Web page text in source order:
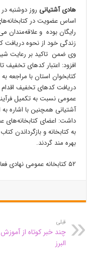
هادی آشتیانی روز دوشنبه
رایگان بوده و علاقه‌مندان
زندگی خود از نحوه دریافت
وی ضمن تاکید بر رعایت
کتابخوان استان با مراجعه
دریافت کدهای تخفیف اقدام
عمومی نسبت به تکمیل
آشتیانی همچنین با اشاره
بهره مند گردند.
۵۲ کتابخانه عمومی نهادی فعال در استان البرز مشغول به فعالیت هستند.
قبلی
چند خبر کوتاه از
البرز